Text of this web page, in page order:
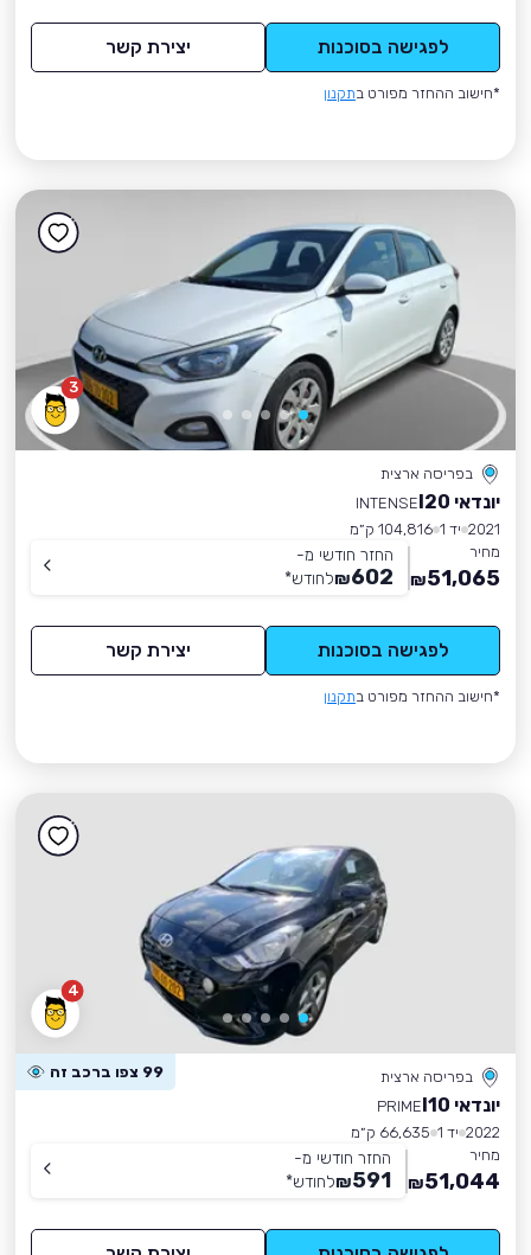
לפגישה בסוכנות יצירת קשר
*חישוב ההחזר מפורט בתקנון
3
בפריסה ארצית
יונדאי I20
INTENSE
2021 יד 1
104,816 ק״מ
מחיר
51,065
₪
החזר חודשי מ-
602
₪לחודש*
לפגישה בסוכנות יצירת קשר
*חישוב ההחזר מפורט בתקנון
4
בפריסה ארצית 99 צפו ברכב זה
יונדאי I10
PRIME
2022 יד 1
66,635 ק״מ
מחיר
51,044
₪
החזר חודשי מ-
591
₪לחודש*